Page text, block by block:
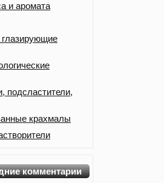
и аромата
подсластители,
крахмалы
комментарии